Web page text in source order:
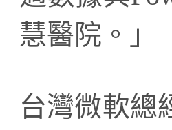
慧醫院。」
台灣微軟總